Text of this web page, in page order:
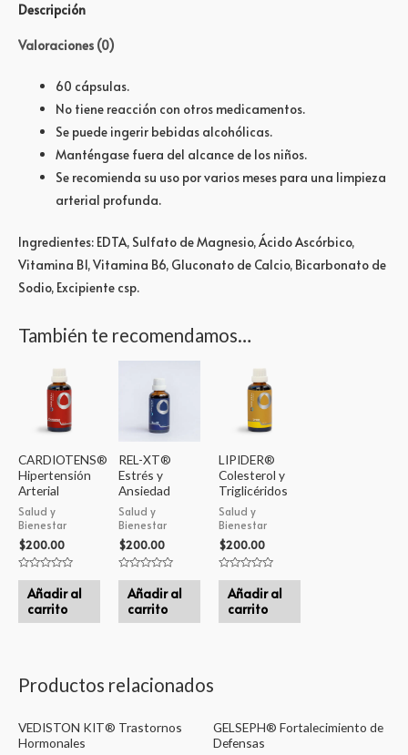
Descripción
Valoraciones (0)
60 cápsulas.
No tiene reacción con otros medicamentos.
Se puede ingerir bebidas alcohólicas.
Manténgase fuera del alcance de los niños.
Se recomienda su uso por varios meses para una limpieza
arterial profunda.
Ingredientes: EDTA, Sulfato de Magnesio, Ácido Ascórbico,
Vitamina B1, Vitamina B6, Gluconato de Calcio, Bicarbonato de
Sodio, Excipiente csp.
También te recomendamos…
CARDIOTENS®
Hipertensión
Arterial
Salud y
Bienestar
$200.00
Valorado
Añadir al
carrito
REL-XT®
Estrés y
Ansiedad
Salud y
Bienestar
$200.00
Valorado
Añadir al
carrito
LIPIDER®
Colesterol y
Triglicéridos
Salud y
Bienestar
$200.00
Valorado
Añadir al
carrito
Productos relacionados
VEDISTON KIT® Trastornos
Hormonales
GELSEPH® Fortalecimiento de
Defensas